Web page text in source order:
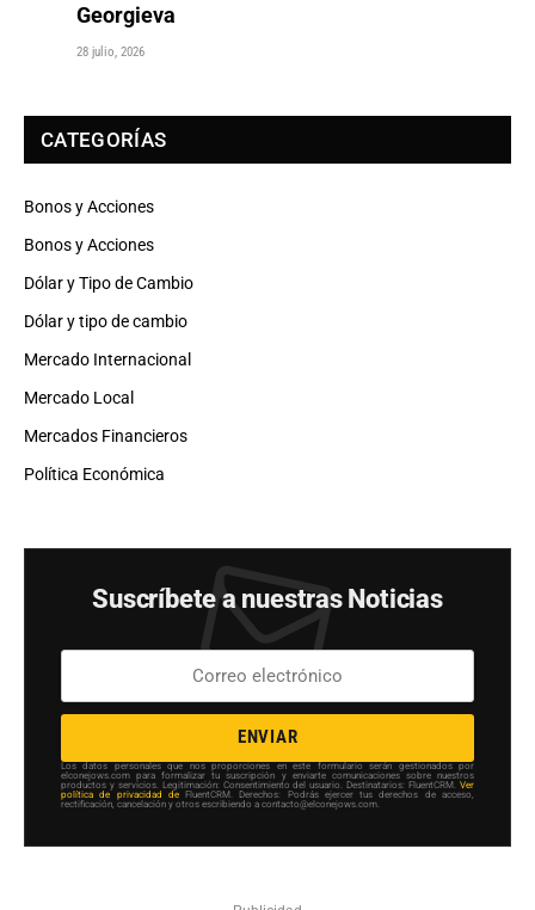
Georgieva
28 julio, 2026
CATEGORÍAS
Bonos y Acciones
Bonos y Acciones
Dólar y Tipo de Cambio
Dólar y tipo de cambio
Mercado Internacional
Mercado Local
Mercados Financieros
Política Económica
Suscríbete a nuestras Noticias
ENVIAR
Los datos personales que nos proporciones en este formulario serán gestionados por
elconejows.com para formalizar tu suscripción y enviarte comunicaciones sobre nuestros
productos y servicios. Legitimación: Consentimiento del usuario. Destinatarios: FluentCRM. Ver
política de privacidad de FluentCRM. Derechos: Podrás ejercer tus derechos de acceso,
rectificación, cancelación y otros escribiendo a contacto@elconejows.com.